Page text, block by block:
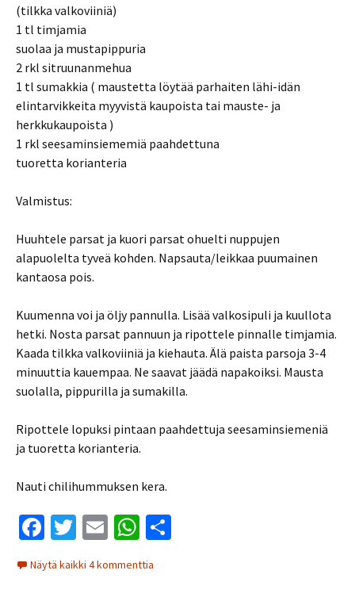
(tilkka valkoviiniä)
1 tl timjamia
suolaa ja mustapippuria
2 rkl sitruunanmehua
1 tl sumakkia ( maustetta löytää parhaiten lähi-idän
elintarvikkeita myyvistä kaupoista tai mauste- ja
herkkukaupoista )
1 rkl seesaminsiememiä paahdettuna
tuoretta korianteria
Valmistus:
Huuhtele parsat ja kuori parsat ohuelti nuppujen
alapuolelta tyveä kohden. Napsauta/leikkaa puumainen
kantaosa pois.
Kuumenna voi ja öljy pannulla. Lisää valkosipuli ja kuullota
hetki. Nosta parsat pannuun ja ripottele pinnalle timjamia.
Kaada tilkka valkoviiniä ja kiehauta. Älä paista parsoja 3-4
minuuttia kauempaa. Ne saavat jäädä napakoiksi. Mausta
suolalla, pippurilla ja sumakilla.
Ripottele lopuksi pintaan paahdettuja seesaminsiemeniä
ja tuoretta korianteria.
Nauti chilihummuksen kera.
Fa
ce
b
T
wi
tt
E
ai
W
h
at
Näytä kaikki 4 kommenttia